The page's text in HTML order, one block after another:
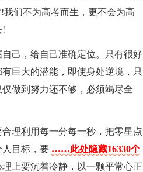
们不为高考而生，更不会为高
!
己，给自己准确定位。只有很好
巨大的潜能，即使身处逆境，只
做到努力还不够，必须竭尽全
理利用每一分每一秒，把零星点
目标，要 ……此处隐藏16330个
上要沉着冷静，以一颗平常心正